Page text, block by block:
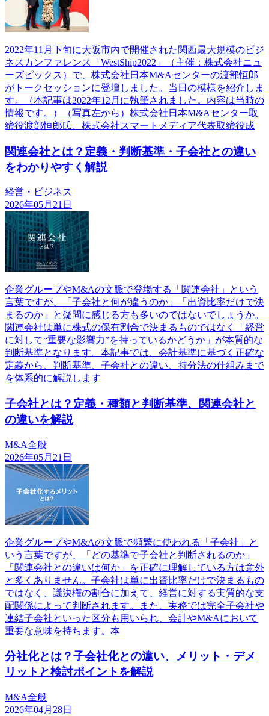
2022年11月下旬に大阪市内で開催された関西最大規模のビジ
ネスカンファレンス「WestShip2022」（主催：株式会社ニュ
ーズピックス）で、株式会社日本M&Aセンターの渡部恒郎
がトークセッションに登壇しました。当日の模様を紹介しま
す。（本記事は2022年12月に執筆されました。内容は当時の
情報です。）（写真左から）株式会社日本M&Aセンター取
締役渡部恒郎氏、株式会社スマートメディア代表取締役成
関連会社とは？定義・判断基準・子会社との違い
をわかりやすく解説
経営・ビジネス
2026年05月21日
企業グループやM&Aの文脈で登場する「関連会社」という
言葉ですが、「子会社と何が違うのか」「出資比率だけで決
まるのか」と疑問に感じる方も多いのではないでしょうか。
関連会社は単に株式の保有割合で決まるものではなく「経営
に対して“重要な影響力”を持っているかどうか」が本質的な
判断基準となります。本記事では、会計基準に基づく正確な
定義から、判断基準、子会社との違い、持分法の仕組みまで
を体系的に解説します
子会社とは？定義・種類と判断基準、関連会社と
の違いを解説
M&A全般
2026年05月21日
企業グループやM&Aの文脈で頻繁に使われる「子会社」と
いう言葉ですが、「どの基準で子会社と判断されるのか」
「関連会社との違いは何か」を正確に理解している方は意外
と多くありません。子会社は単に出資比率だけで決まるもの
ではなく、議決権の割合に加えて、経営に対する実質的な支
配関係によって判断されます。また、実務では完全子会社や
連結子会社といった区分も用いられ、会計やM&Aにおいて
重要な意味を持ちます。本
分社化とは？子会社化との違い、メリット・デメ
リットと検討ポイントを解説
M&A全般
2026年04月28日